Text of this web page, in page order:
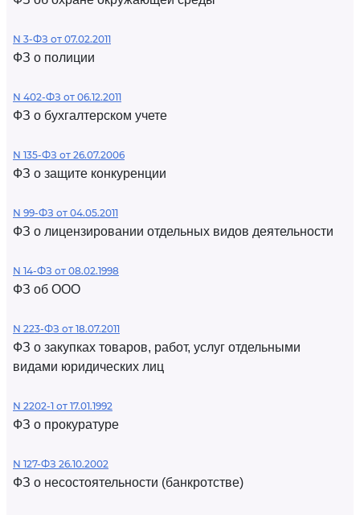
N 3-ФЗ от 07.02.2011
ФЗ о полиции
N 402-ФЗ от 06.12.2011
ФЗ о бухгалтерском учете
N 135-ФЗ от 26.07.2006
ФЗ о защите конкуренции
N 99-ФЗ от 04.05.2011
ФЗ о лицензировании отдельных видов деятельности
N 14-ФЗ от 08.02.1998
ФЗ об ООО
N 223-ФЗ от 18.07.2011
ФЗ о закупках товаров, работ, услуг отдельными
видами юридических лиц
N 2202-1 от 17.01.1992
ФЗ о прокуратуре
N 127-ФЗ 26.10.2002
ФЗ о несостоятельности (банкротстве)